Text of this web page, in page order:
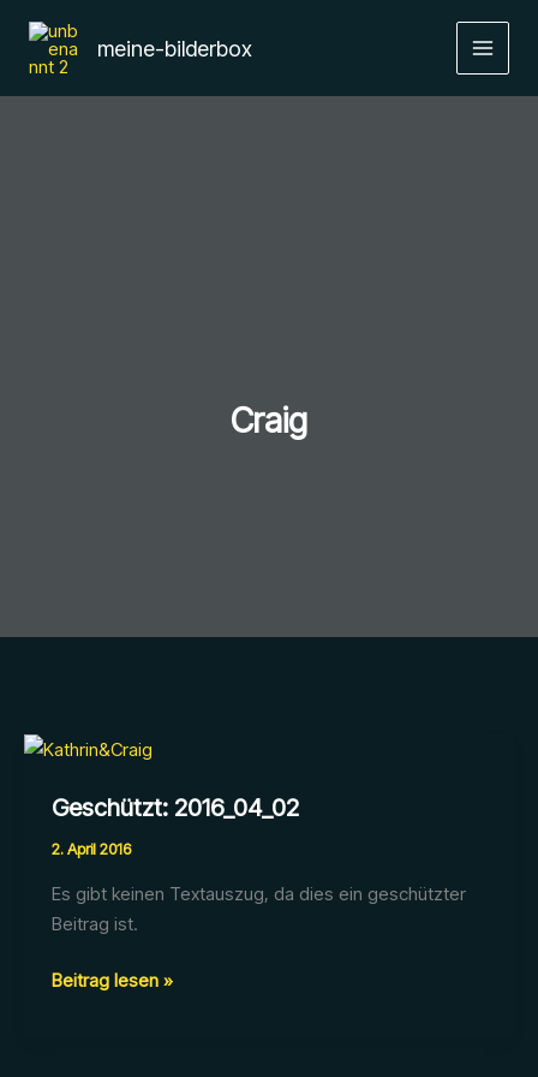
Inhalt
springen
meine-bilderbox
Craig
Geschützt: 2016_04_02
2. April 2016
Es gibt keinen Textauszug, da dies ein geschützter
Beitrag ist.
Geschützt:
Beitrag lesen »